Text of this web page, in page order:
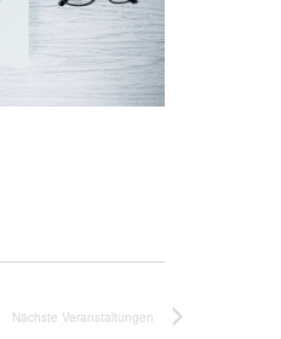
Nächste Veranstaltungen